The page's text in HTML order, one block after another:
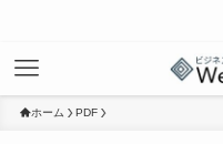
ホーム PDF